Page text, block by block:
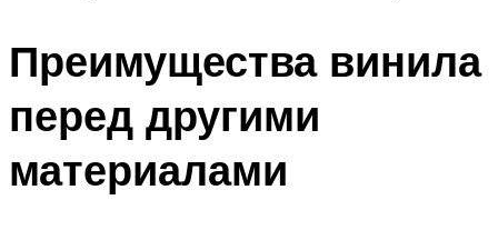
Преимущества винила
перед другими
материалами